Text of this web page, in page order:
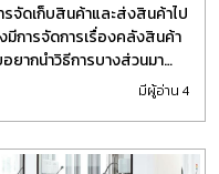
จัดเก็บสินค้าและส่งสินค้าไป
มีการจัดการเรื่องคลังสินค้า
ยากนำวิธีการบางส่วนมา
มีผู้อ่าน 4